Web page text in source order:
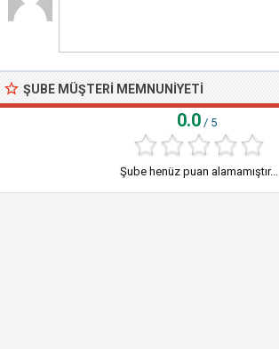
ŞUBE MÜŞTERI MEMNUNIYETI
0.0 / 5
Şube henüz puan alamamıştır...